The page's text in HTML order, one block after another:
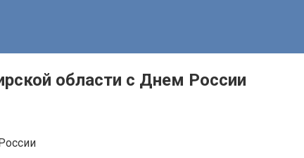
области с Днем России